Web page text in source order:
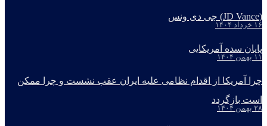
(JD Vance) جی دی ونس
۱۶ خرداد ۱۴۰۴
پایان سده آمریکایی
۱۱ بهمن ۱۴۰۴
چرا آمریکا از اقدام نظامی علیه ایران عقب نشست و چرا ممکن
است بازگردد
۲۸ بهمن ۱۴۰۴